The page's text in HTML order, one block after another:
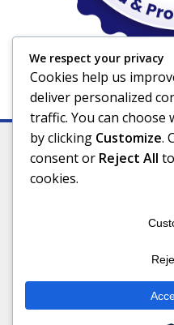
We respect your privacy
Cookies help us
deliver personalized
traffic. You can choose
by clicking Customize.
consent or Reject All
cookies.